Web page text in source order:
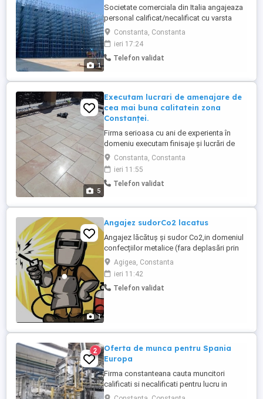
1
Societate comerciala din Italia angajeaza
personal calificat/necalificat cu varsta
cuprinsa intre 18 si 45 ani in domeniul
sistemelor de depozitare (montaj rafturi
industriale). Candidatul ideal: -abilitati de
lucru in echipa, indemanare, precizie,
-disponibilitate ...
Constanta, Constanta
ieri 17:24
Telefon validat
5
Executam lucrari de amenajare de
cea mai buna calitatein zona
Constanței.
Firma serioasa cu ani de experienta în
domeniu executam finisaje și lucrări de
amenajări de cea mai buna calitate și
pentru orice gust. Activam în Constanța și
împrejurimile orașului. Pentru detalii sunați
și fixam întâlnirea dorita cu meseriași de
Constanta, Constanta
ieri 11:55
Telefon validat
1
Angajez sudorCo2 lacatus
Angajez lăcătuș și sudor Co2,in domeniul
confecțiilor metalice (fara deplasări prin
țară).Program de lucru de L-V (8
ore),transportul asigurat iar permisul auto
reprezintă un avantaj. Locul desfășurării
activității este in port Sud Agigea.
Agigea, Constanta
ieri 11:42
Telefon validat
2
Oferta de munca pentru Spania
Europa
Firma constanteana cauta muncitori
calificati si necalificati pentru lucru in
domeniul siderurgic si nu mai. Contracte